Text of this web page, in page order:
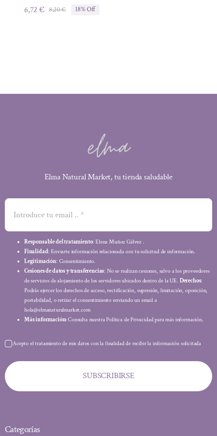
8,20€El
6,72€
El
18% Off
Elma Natural Market, tu tienda saludable
Responsable del tratamiento: Elena Muñoz Gálvez .
Finalidad: Enviarte información relacionada con tu solicitud de información.
Legitimación: Consentimiento.
Cesiones de datos y transferencias: No se realizan cesiones, salvo a los proveedores
de servicios de alojamiento de los servidores ubicados dentro de la UE. Derechos:
Podrás ejercer los derechos de acceso, rectificación, supresión, limitación, oposición,
portabilidad, o retirar el consentimiento enviando un email a
hola@elmanaturalmarket.com
Más información: Consulta nuestra Política de Privacidad para más información.
Acepto el tratamiento de mis datos con la finalidad de recibir la información solicitada
SUBSCRIBIRSE
Categorías